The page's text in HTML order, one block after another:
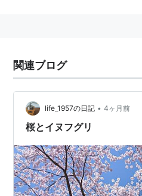
関連ブログ
life_1957の日記 • 4ヶ月前
桜とイヌフグリ